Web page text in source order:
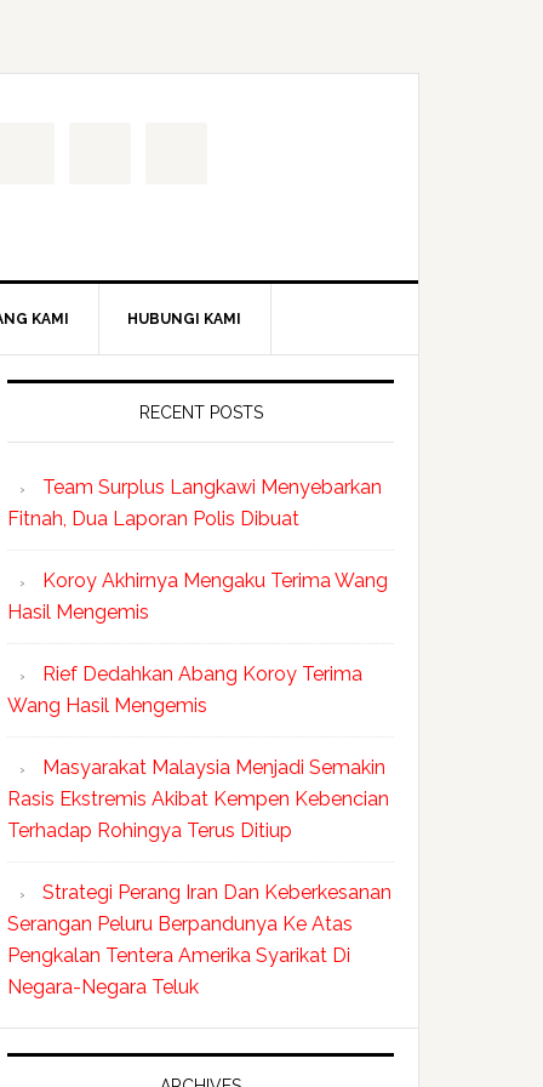
KAMI HUBUNGI KAMI
RECENT POSTS
Team Surplus Langkawi Menyebarkan
Fitnah, Dua Laporan Polis Dibuat
Koroy Akhirnya Mengaku Terima Wang
Hasil Mengemis
Rief Dedahkan Abang Koroy Terima
Wang Hasil Mengemis
Masyarakat Malaysia Menjadi Semakin
Rasis Ekstremis Akibat Kempen Kebencian
Terhadap Rohingya Terus Ditiup
Strategi Perang Iran Dan Keberkesanan
Serangan Peluru Berpandunya Ke Atas
Pengkalan Tentera Amerika Syarikat Di
Negara-Negara Teluk